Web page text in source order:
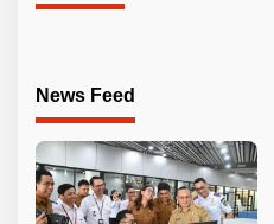
News Feed